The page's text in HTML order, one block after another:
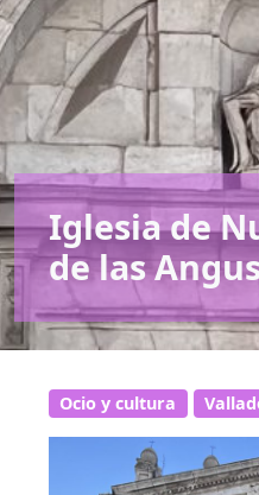
Iglesia de
de las
Ocio y cultura